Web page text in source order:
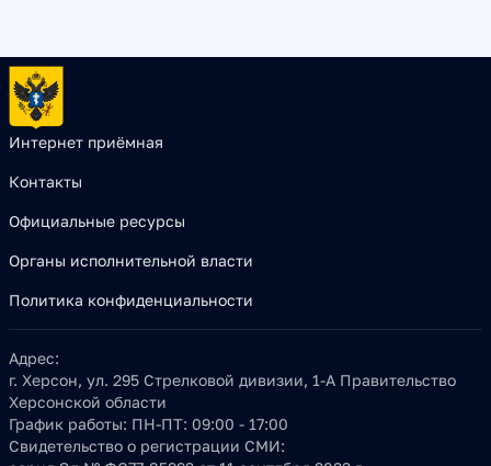
Интернет приёмная
Контакты
Официальные ресурсы
Органы исполнительной власти
Политика конфиденциальности
Адрес:
г. Херсон, ул. 295 Стрелковой дивизии, 1-А Правительство
Херсонской области
График работы: ПН-ПТ: 09:00 - 17:00
Свидетельство о регистрации СМИ: